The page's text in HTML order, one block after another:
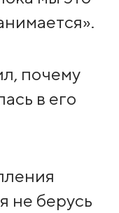
почему
в его
не берусь